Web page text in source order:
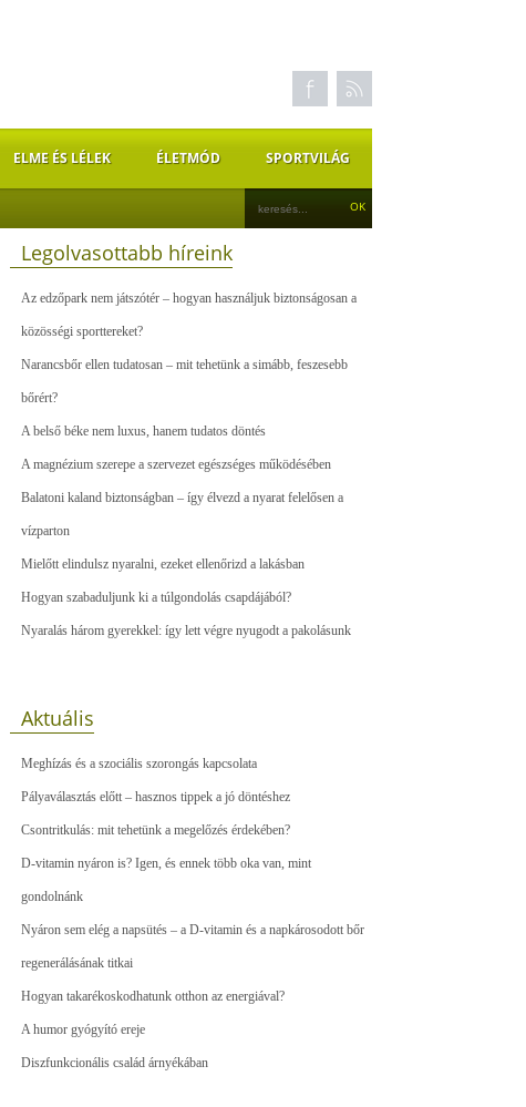
ELME ÉS LÉLEK ÉLETMÓD SPORTVILÁG
Legolvasottabb híreink
Az edzőpark nem játszótér – hogyan használjuk biztonságosan a
közösségi sporttereket?
Narancsbőr ellen tudatosan – mit tehetünk a simább, feszesebb
bőrért?
A belső béke nem luxus, hanem tudatos döntés
A magnézium szerepe a szervezet egészséges működésében
Balatoni kaland biztonságban – így élvezd a nyarat felelősen a
vízparton
Mielőtt elindulsz nyaralni, ezeket ellenőrizd a lakásban
Hogyan szabaduljunk ki a túlgondolás csapdájából?
Nyaralás három gyerekkel: így lett végre nyugodt a pakolásunk
Aktuális
Meghízás és a szociális szorongás kapcsolata
Pályaválasztás előtt – hasznos tippek a jó döntéshez
Csontritkulás: mit tehetünk a megelőzés érdekében?
D-vitamin nyáron is? Igen, és ennek több oka van, mint
gondolnánk
Nyáron sem elég a napsütés – a D-vitamin és a napkárosodott bőr
regenerálásának titkai
Hogyan takarékoskodhatunk otthon az energiával?
A humor gyógyító ereje
Diszfunkcionális család árnyékában